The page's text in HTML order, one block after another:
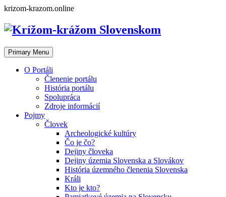
Skip
content
krizom-krazom.online
Primary Menu
O Portáli
Členenie portálu
História portálu
Spolupráca
Zdroje informácií
Pojmy
Človek
Archeologické kultúry
Čo je čo?
Dejiny človeka
Dejiny územia Slovenska a Slovákov
História územného členenia Slovenska
Králi
Kto je kto?